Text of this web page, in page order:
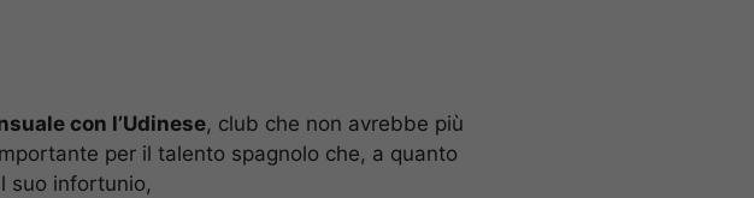
con l’Udinese, club che non avrebbe più
per il talento spagnolo che, a quanto
suo infortunio,